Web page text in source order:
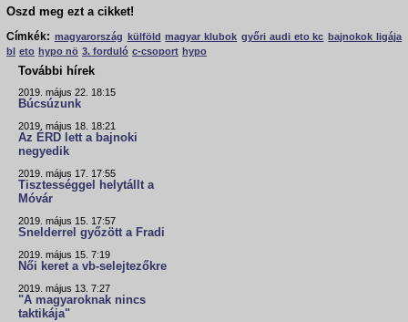
Oszd meg ezt a cikket!
Címkék: magyarország külföld magyar klubok győri audi eto kc bajnokok ligája
bl eto hypo nö 3. forduló c-csoport hypo
További hírek
2019. május 22. 18:15
Búcsúzunk
2019. május 18. 18:21
Az ÉRD lett a bajnoki
negyedik
2019. május 17. 17:55
Tisztességgel helytállt a
Móvár
2019. május 15. 17:57
Snelderrel győzött a Fradi
2019. május 15. 7:19
Női keret a vb-selejtezőkre
2019. május 13. 7:27
"A magyaroknak nincs
taktikája"